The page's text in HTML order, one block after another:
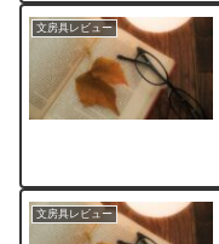
文房具レビュー
文房具レビュー